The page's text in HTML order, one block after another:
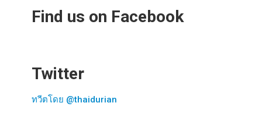
Find us on Facebook
Twitter
ทวีตโดย @thaidurian